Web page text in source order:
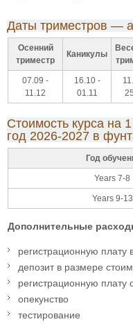
Даты триместров —
Осенний
триместр
Каникулы
07.09 -
11.12
16.10 -
01.11
Стоимость курса на
год 2026-2027 в
Год
Years 7-8
Years 9-13
Дополнительные
регистрационную плату
депозит в размере
регистрационную плату
опекунство
тестирование